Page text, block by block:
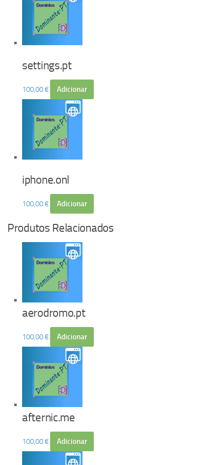
settings.pt
100,00€ Adicionar
iphone.onl
100,00€ Adicionar
Produtos Relacionados
aerodromo.pt
100,00€ Adicionar
afternic.me
100,00€ Adicionar